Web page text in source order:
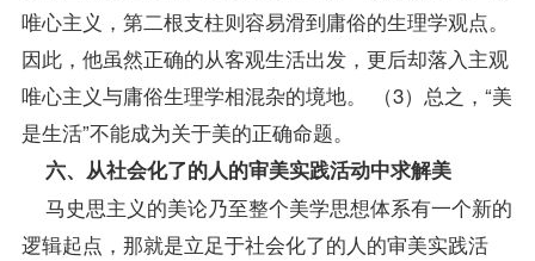
唯心主义，第二根支柱则容易滑到庸俗的生理学观点。
因此，他虽然正确的从客观生活出发，更后却落入主观
唯心主义与庸俗生理学相混杂的境地。 （3）总之，“美
是生活”不能成为关于美的正确命题。
六、从社会化了的人的审美实践活动中求解美
马史思主义的美论乃至整个美学思想体系有一个新的
逻辑起点，那就是立足于社会化了的人的审美实践活